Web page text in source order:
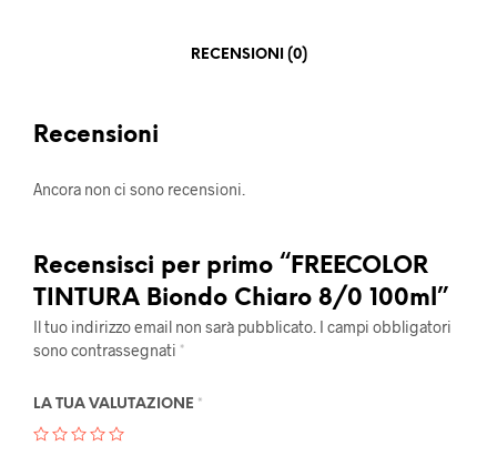
RECENSIONI (0)
Recensioni
Ancora non ci sono recensioni.
Recensisci per primo “FREECOLOR
TINTURA Biondo Chiaro 8/0 100ml”
Il tuo indirizzo email non sarà pubblicato. I campi obbligatori
sono contrassegnati *
LA TUA VALUTAZIONE *